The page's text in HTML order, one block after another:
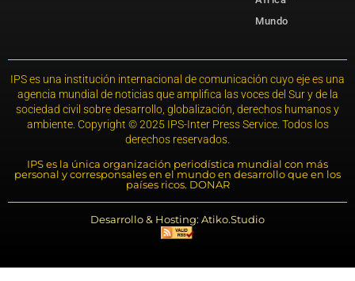
Mundo
IPS es una institución internacional de comunicación cuyo eje es una
agencia mundial de noticias que amplifica las voces del Sur y de la
sociedad civil sobre desarrollo, globalización, derechos humanos y
ambiente. Copyright © 2025 IPS-Inter Press Service. Todos los
derechos reservados.
IPS es la única organización periodística mundial con más
personal y corresponsales en el mundo en desarrollo que en los
países ricos. DONAR
Desarrollo & Hosting: Atiko.Studio